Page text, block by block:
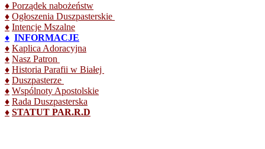
♦ Porządek nabożeństw
♦ Ogłoszenia Duszpasterskie
♦ Intencje Mszalne
♦ INFORMACJE
♦ Kaplica Adoracyjna
♦ Nasz Patron
♦ Historia Parafii w Białej
♦ Duszpasterze
♦ Wspólnoty Apostolskie
♦ Rada Duszpasterska
♦ STATUT PAR.R.D